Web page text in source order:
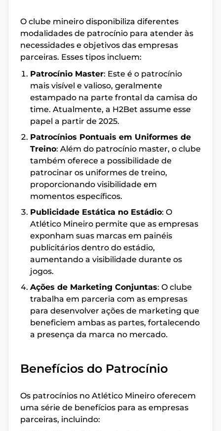
O clube mineiro disponibiliza diferentes
modalidades de patrocínio para atender às
necessidades e objetivos das empresas
parceiras. Esses tipos incluem:
Patrocínio Master: Este é o patrocínio
mais visível e valioso, geralmente
estampado na parte frontal da camisa do
time. Atualmente, a H2Bet assume esse
papel a partir de 2025.
Patrocínios Pontuais em Uniformes de
Treino: Além do patrocínio master, o clube
também oferece a possibilidade de
patrocinar os uniformes de treino,
proporcionando visibilidade em
momentos específicos.
Publicidade Estática no Estádio: O
Atlético Mineiro permite que as empresas
exponham suas marcas em painéis
publicitários dentro do estádio,
aumentando a visibilidade durante os
jogos.
Ações de Marketing Conjuntas: O clube
trabalha em parceria com as empresas
para desenvolver ações de marketing que
beneficiem ambas as partes, fortalecendo
a presença da marca no mercado.
Benefícios do Patrocínio
Os patrocínios no Atlético Mineiro oferecem
uma série de benefícios para as empresas
parceiras, incluindo: